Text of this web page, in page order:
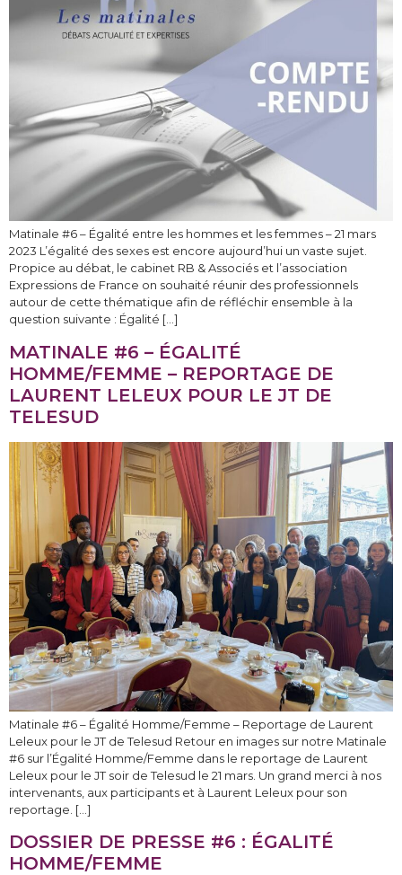
Matinale #6 – Égalité entre les hommes et les femmes – 21 mars
2023 L’égalité des sexes est encore aujourd’hui un vaste sujet.
Propice au débat, le cabinet RB & Associés et l’association
Expressions de France on souhaité réunir des professionnels
autour de cette thématique afin de réfléchir ensemble à la
question suivante : Égalité […]
MATINALE #6 – ÉGALITÉ
HOMME/FEMME – REPORTAGE DE
LAURENT LELEUX POUR LE JT DE
TELESUD
Matinale #6 – Égalité Homme/Femme – Reportage de Laurent
Leleux pour le JT de Telesud Retour en images sur notre Matinale
#6 sur l’Égalité Homme/Femme dans le reportage de Laurent
Leleux pour le JT soir de Telesud le 21 mars. Un grand merci à nos
intervenants, aux participants et à Laurent Leleux pour son
reportage. […]
DOSSIER DE PRESSE #6 : ÉGALITÉ
HOMME/FEMME